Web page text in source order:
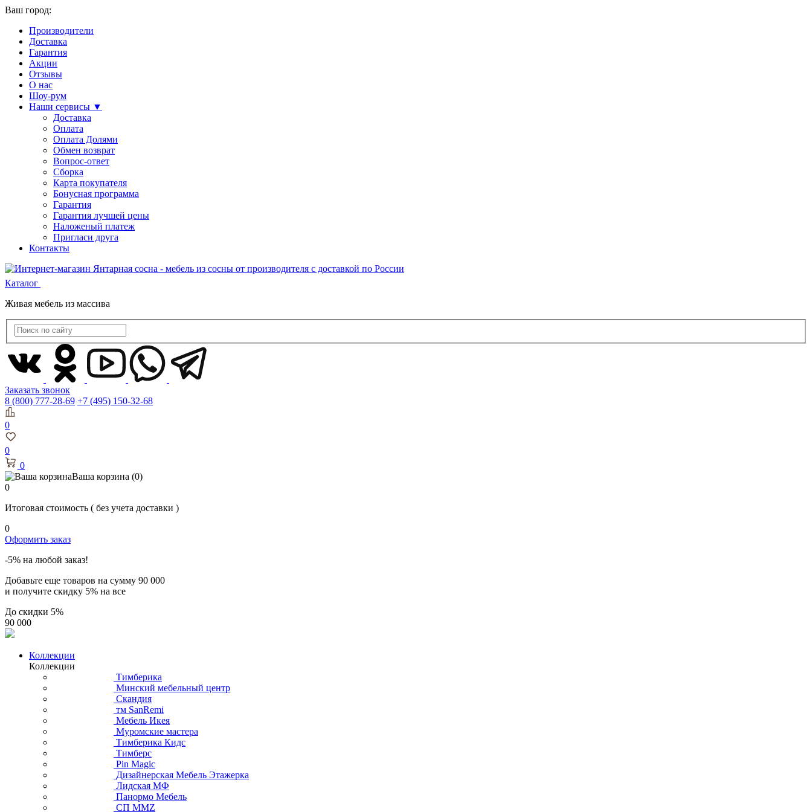
Ваш город:
Производители
Доставка
Гарантия
Акции
Отзывы
О нас
Шоу-рум
Наши сервисы ▼
Доставка
Оплата
Оплата Долями
Обмен возврат
Вопрос-ответ
Сборка
Карта покупателя
Бонусная программа
Гарантия
Гарантия лучшей цены
Наложеный платеж
Пригласи друга
Контакты
Каталог
Живая мебель из массива
Заказать звонок
8 (800) 777-28-69 +7 (495) 150-32-68
0
0
0
Ваша корзина (0)
0
Итоговая стоимость ( без учета доставки )
0
Оформить заказ
-5% на любой заказ!
Добавьте еще товаров на сумму 90 000
и получите скидку 5% на все
До скидки 5%
90 000
Коллекции
Коллекции
Тимберика
Минский мебельный центр
Скандия
тм SanRemi
Мебель Икея
Муромские мастера
Тимберика Кидс
Тимберс
Pin Magic
Дизайнерская Мебель Этажерка
Лидская МФ
Панормо Мебель
СП ММZ